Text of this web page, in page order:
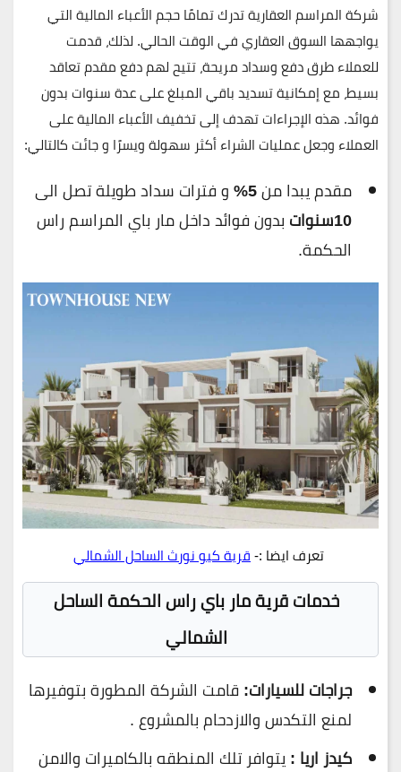
شركة المراسم العقارية تدرك تمامًا حجم الأعباء المالية التي
يواجهها السوق العقاري في الوقت الحالي. لذلك، قدمت
للعملاء طرق دفع وسداد مريحة، تتيح لهم دفع مقدم تعاقد
بسيط، مع إمكانية تسديد باقي المبلغ على عدة سنوات بدون
فوائد. هذه الإجراءات تهدف إلى تخفيف الأعباء المالية على
العملاء وجعل عمليات الشراء أكثر سهولة ويسرًا و جائت كالتالي:
مقدم يبدا من
و فترات سداد طويلة تصل الى
10سنوات
بدون فوائد داخل مار باي المراسم راس
الحكمة.
تعرف ايضا :-قرية كيو نورث الساحل الشمالي
خدمات قرية مار باي راس الحكمة الساحل
الشمالي
جراجات للسيارات:قامت الشركة المطورة بتوفيرها
لمنع التكدس والازدحام بالمشروع .
كيدز اريا :يتوافر تلك المنطقه بالكاميرات والامن